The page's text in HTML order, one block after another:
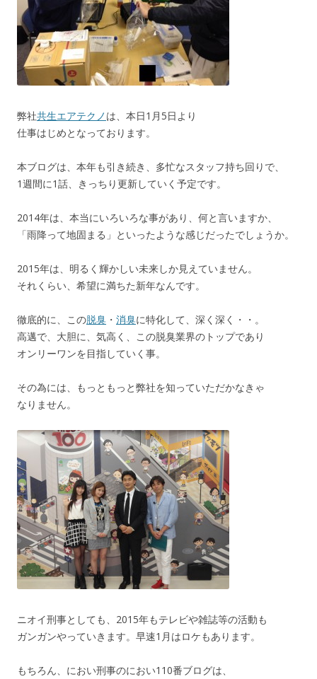
弊社共生エアテクノ は、本日1月5日より
仕事はじめとなっております。
本ブログは、本年も引き続き、多忙なスタッフ持ち回りで、
1週間に1話、きっちり更新していく予定です。
2014年は、本当にいろいろな事があり、何と言いますか、
「雨降って地固まる」といったような感じだったでしょうか。
2015年は、明るく輝かしい未来しか見えていません。
それくらい、希望に満ちた新年なんです。
徹底的に、この脱臭 ・ 消臭に特化して、深く深く・・。
高邁で、大胆に、気高く、この脱臭業界のトップであり
オンリーワンを目指していく事。
その為には、もっともっと弊社を知っていただかなきゃ
なりません。
ニオイ刑事としても、2015年もテレビや雑誌等の活動も
ガンガンやっていきます。早速1月はロケもあります。
もちろん、におい刑事のにおい110番ブログは、